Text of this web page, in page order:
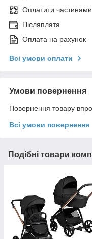
Оплатити частинами
Післяплата
Оплата на рахунок
Всі умови оплати
Умови повернення
Повернення товару
Всі умови повернення
Подібні товари